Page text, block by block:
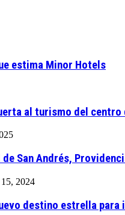
estima Minor Hotels
al turismo del centro
San Andrés,
2024
destino estrella